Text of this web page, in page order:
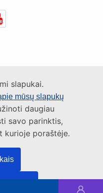
slapukai.
mūsų slapukų
daugiau
savo parinktis,
kurioje poraštėje.